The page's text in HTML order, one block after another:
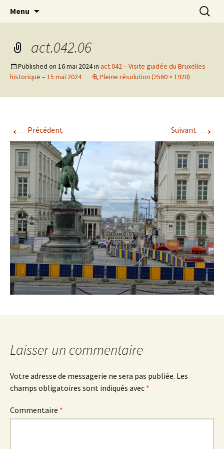
L'Oranger AMO
Actions en Milieu Ouvert
Menu
act.042.06
Published on 16 mai 2024in act.042 – Visite guidée du Bruxelles
historique – 15 mai 2024
Pleine résolution (2560 × 1920)
← Précédent Suivant →
Laisser un commentaire
Votre adresse de messagerie ne sera pas publiée. Les
champs obligatoires sont indiqués avec *
Commentaire *